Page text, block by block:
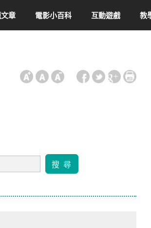
章 電影小百科 互動遊戲 教
搜 尋